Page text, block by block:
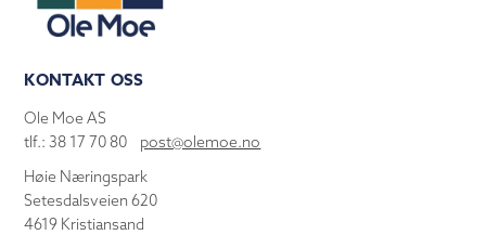
KONTAKT OSS
Ole Moe AS
tlf.: 38 17 70 80 post@olemoe.no
Høie Næringspark
Setesdalsveien 620
4619 Kristiansand